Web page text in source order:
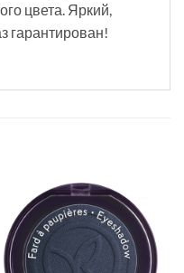
цвета. Яркий,
гарантирован!